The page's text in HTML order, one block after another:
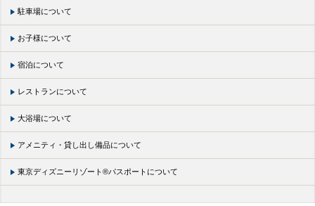
駐車場について
お子様について
宿泊について
レストランについて
大浴場について
アメニティ・貸し出し備品について
東京ディズニーリゾート®パスポートについて